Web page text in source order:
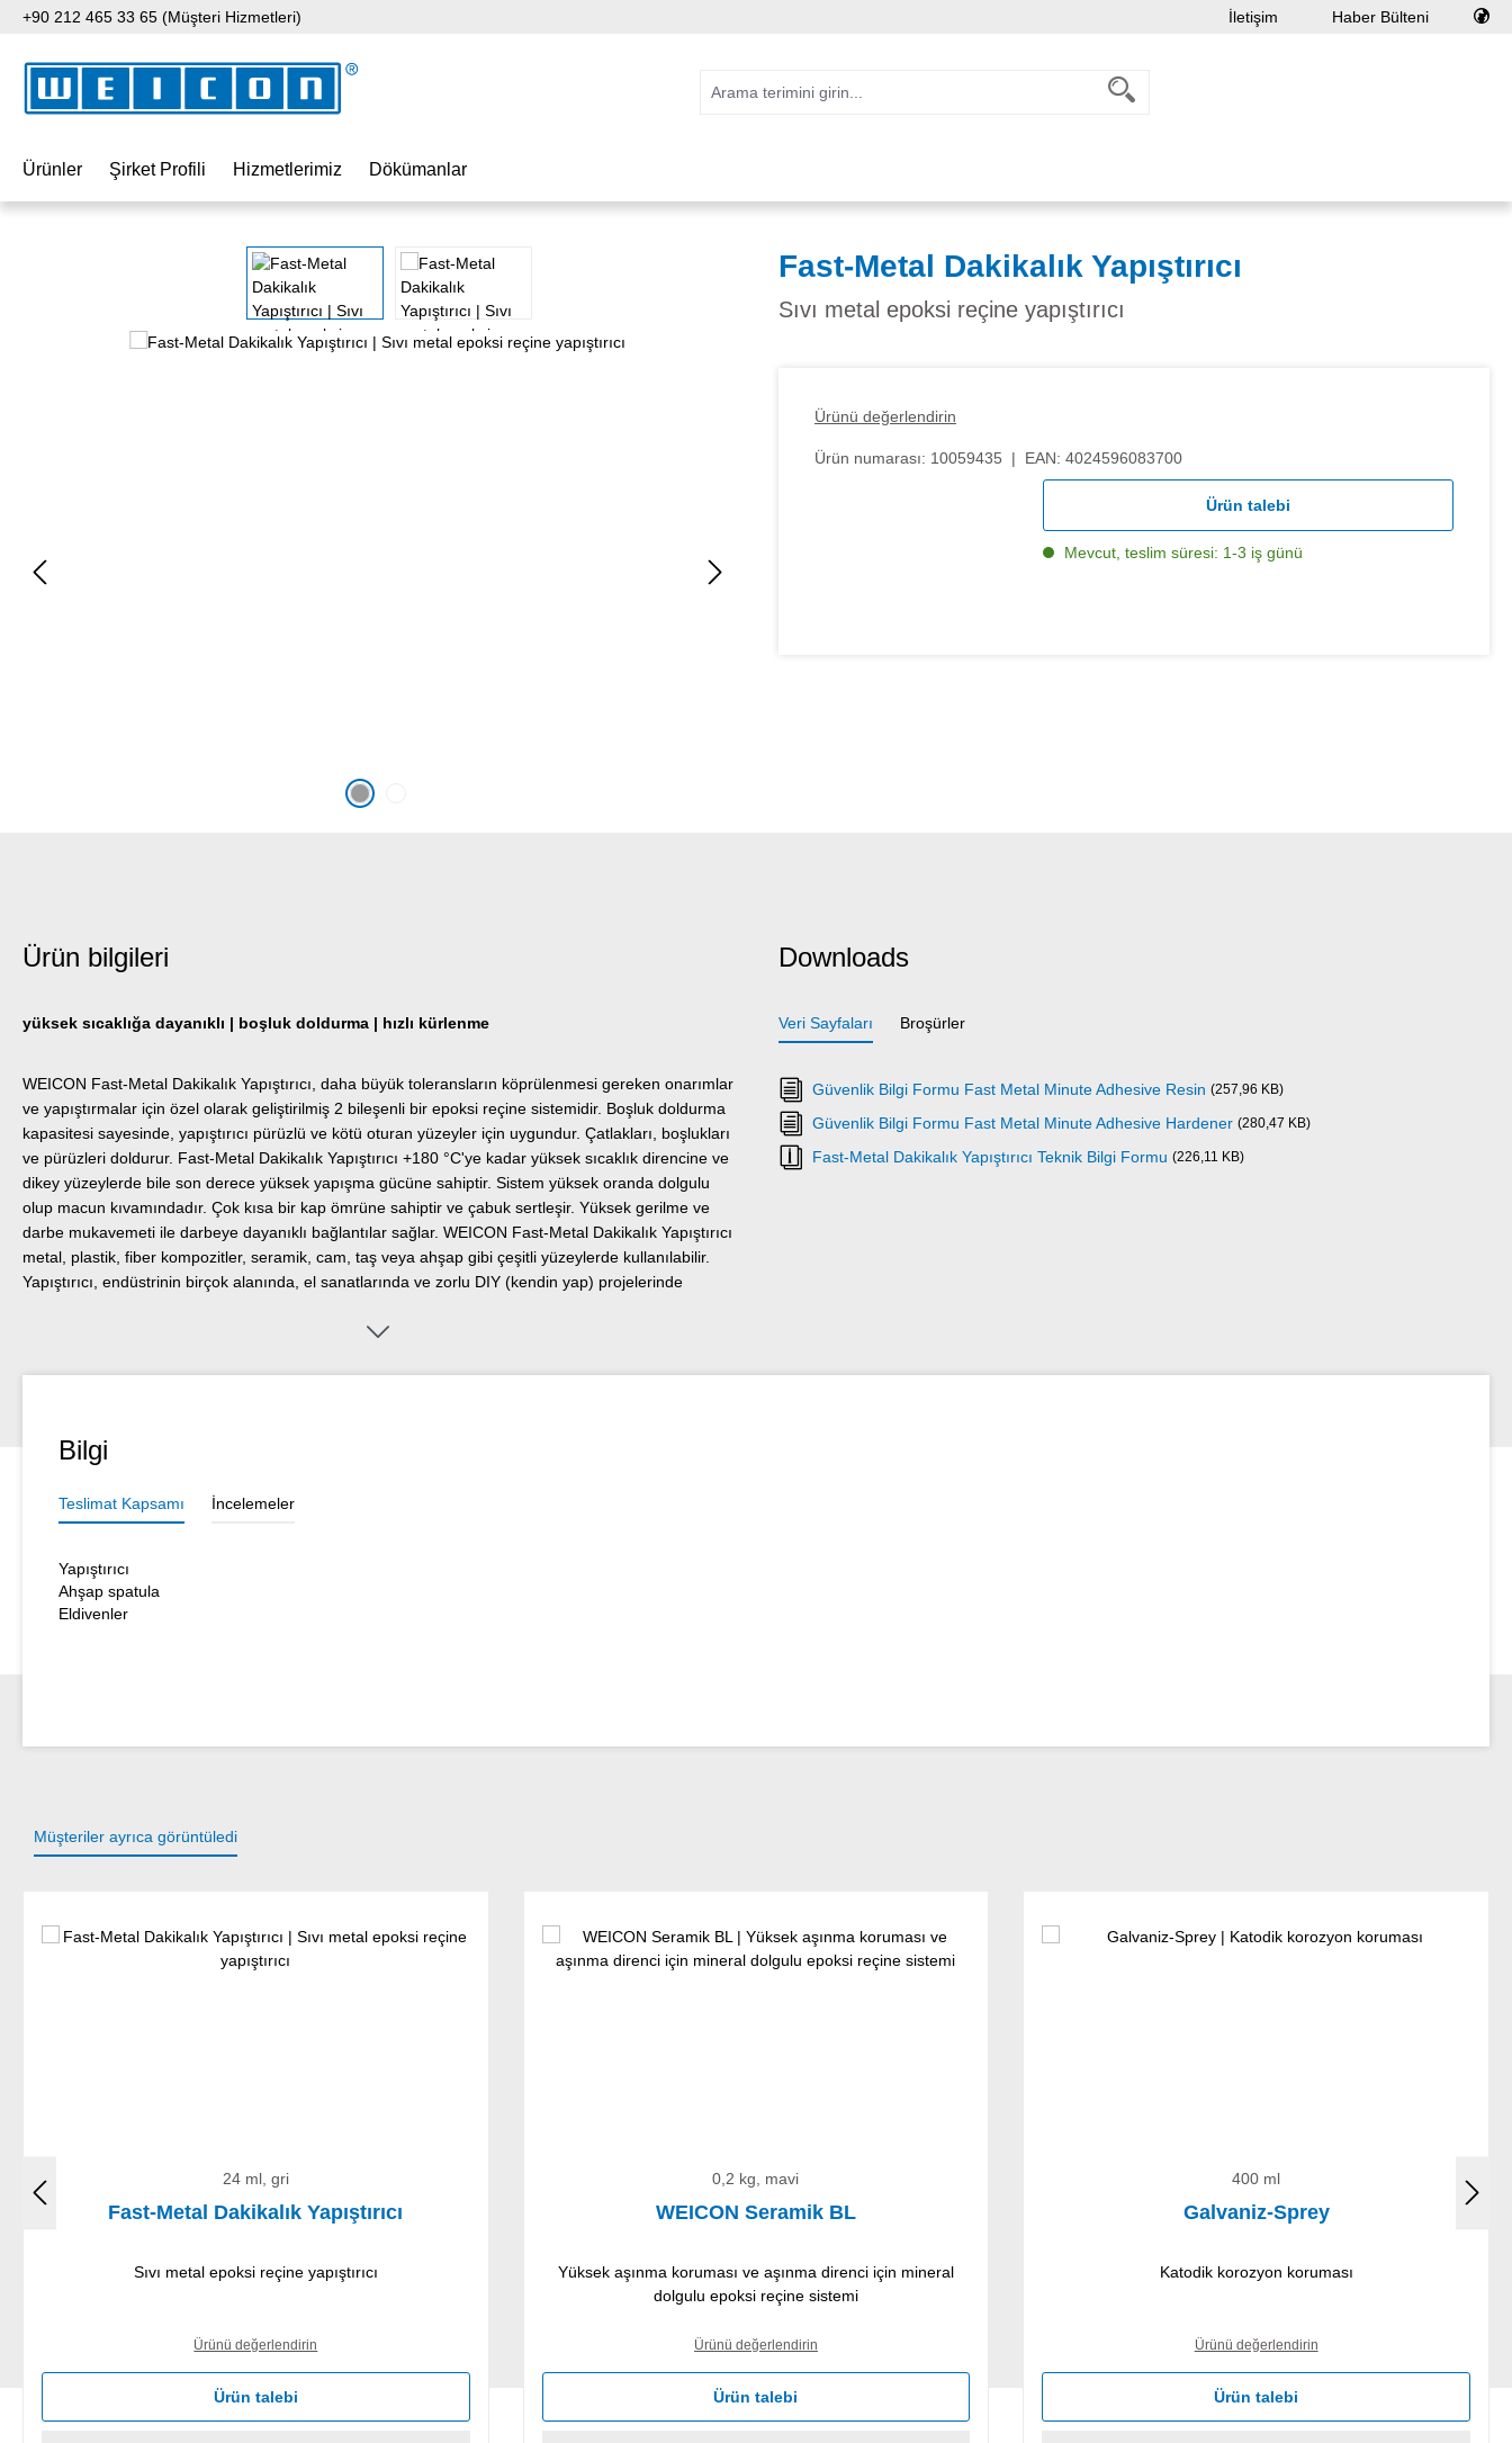
içeriğe geç
Aramaya atla
Ana navigasyona geç
+90 212 465 33 65 (Müşteri Hizmetleri) İletişim Haber Bülteni
Ürünler Şirket Profili Hizmetlerimiz Dökümanlar
Fast-Metal Dakikalık Yapıştırıcı
Sıvı metal epoksi reçine yapıştırıcı
Ürünü değerlendirin
Ürün numarası: 10059435 | EAN: 4024596083700
Ürün talebi
Mevcut, teslim süresi: 1-3 iş günü
Ürün bilgileri
yüksek sıcaklığa dayanıklı | boşluk doldurma | hızlı kürlenme
WEICON Fast-Metal Dakikalık Yapıştırıcı, daha büyük toleransların köprülenmesi gereken onarımlar
ve yapıştırmalar için özel olarak geliştirilmiş 2 bileşenli bir epoksi reçine sistemidir. Boşluk doldurma
kapasitesi sayesinde, yapıştırıcı pürüzlü ve kötü oturan yüzeyler için uygundur. Çatlakları, boşlukları
ve pürüzleri doldurur. Fast-Metal Dakikalık Yapıştırıcı +180 °C'ye kadar yüksek sıcaklık direncine ve
dikey yüzeylerde bile son derece yüksek yapışma gücüne sahiptir. Sistem yüksek oranda dolgulu
olup macun kıvamındadır. Çok kısa bir kap ömrüne sahiptir ve çabuk sertleşir. Yüksek gerilme ve
darbe mukavemeti ile darbeye dayanıklı bağlantılar sağlar. WEICON Fast-Metal Dakikalık Yapıştırıcı
metal, plastik, fiber kompozitler, seramik, cam, taş veya ahşap gibi çeşitli yüzeylerde kullanılabilir.
Yapıştırıcı, endüstrinin birçok alanında, el sanatlarında ve zorlu DIY (kendin yap) projelerinde
Downloads
Veri Sayfaları Broşürler
Güvenlik Bilgi Formu Fast Metal Minute Adhesive Resin (257,96 KB)
Güvenlik Bilgi Formu Fast Metal Minute Adhesive Hardener (280,47 KB)
Fast-Metal Dakikalık Yapıştırıcı Teknik Bilgi Formu (226,11 KB)
Bilgi
Teslimat Kapsamı İncelemeler
Yapıştırıcı
Ahşap spatula
Eldivenler
Müşteriler ayrıca görüntüledi
24 ml, gri
Fast-Metal Dakikalık Yapıştırıcı
Sıvı metal epoksi reçine yapıştırıcı
Ürünü değerlendirin
Ürün talebi
0,2 kg, mavi
WEICON Seramik BL
Yüksek aşınma koruması ve aşınma direnci için mineral
dolgulu epoksi reçine sistemi
Ürünü değerlendirin
Ürün talebi
400 ml
Galvaniz-Sprey
Katodik korozyon koruması
Ürünü değerlendirin
Ürün talebi